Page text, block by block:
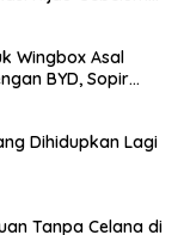
Wingbox Asal
BYD, Sopir
Dihidupkan Lagi
Tanpa Celana di